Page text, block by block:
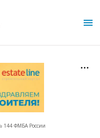
ФМБА России